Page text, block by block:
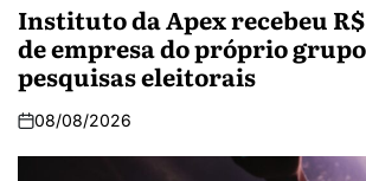
Instituto da Apex recebeu
de empresa do próprio
pesquisas eleitorais
08/08/2026